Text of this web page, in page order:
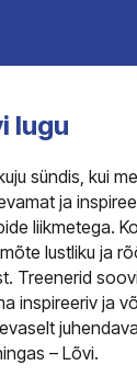
lugu
sündis, kui
ja
liikmetega.
lustliku ja
Treenerid
inspireeriv ja
– Lõvi.